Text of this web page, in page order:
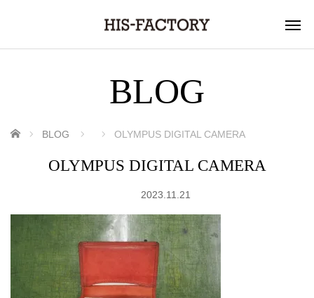
BLOG
ホーム BLOG OLYMPUS DIGITAL CAMERA
OLYMPUS DIGITAL CAMERA
2023.11.21